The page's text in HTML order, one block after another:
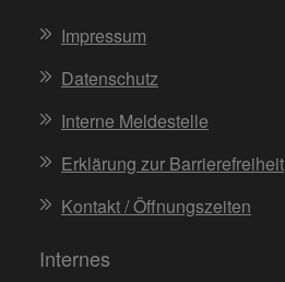
Impressum
Datenschutz
Interne Meldestelle
Erklärung zur Barrierefreiheit
Kontakt / Öffnungszeiten
Internes